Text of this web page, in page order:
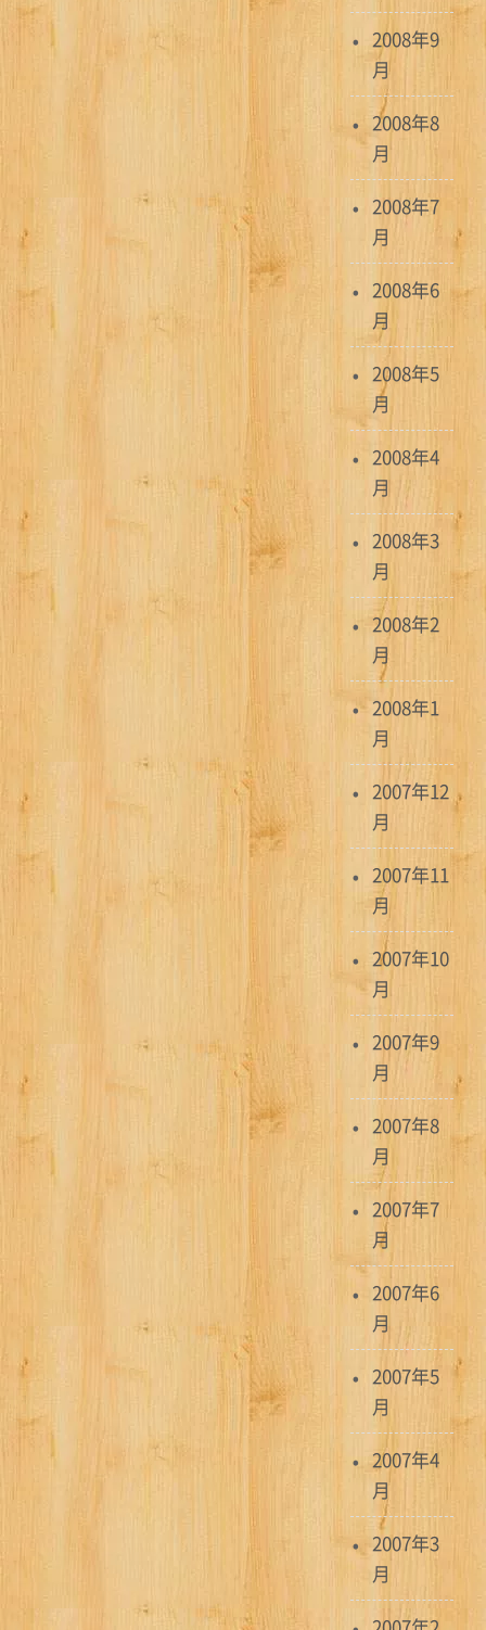
2008年9
月
2008年8
月
2008年7
月
2008年6
月
2008年5
月
2008年4
月
2008年3
月
2008年2
月
2008年1
月
2007年12
月
2007年11
月
2007年10
月
2007年9
月
2007年8
月
2007年7
月
2007年6
月
2007年5
月
2007年4
月
2007年3
月